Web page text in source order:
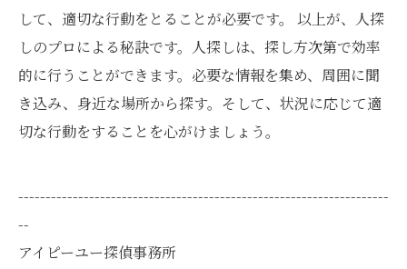
して、適切な行動をとることが必要です。 以上が、人探
しのプロによる秘訣です。人探しは、探し方次第で効率
的に行うことができます。必要な情報を集め、周囲に聞
き込み、身近な場所から探す。そして、状況に応じて適
切な行動をすることを心がけましょう。
--------------------------------------------------------------------
--
アイピーユー探偵事務所